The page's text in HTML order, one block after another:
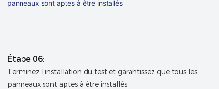
Étape 06:
Terminez l'installation du test et garantissez que tous les
panneaux sont aptes à être installés